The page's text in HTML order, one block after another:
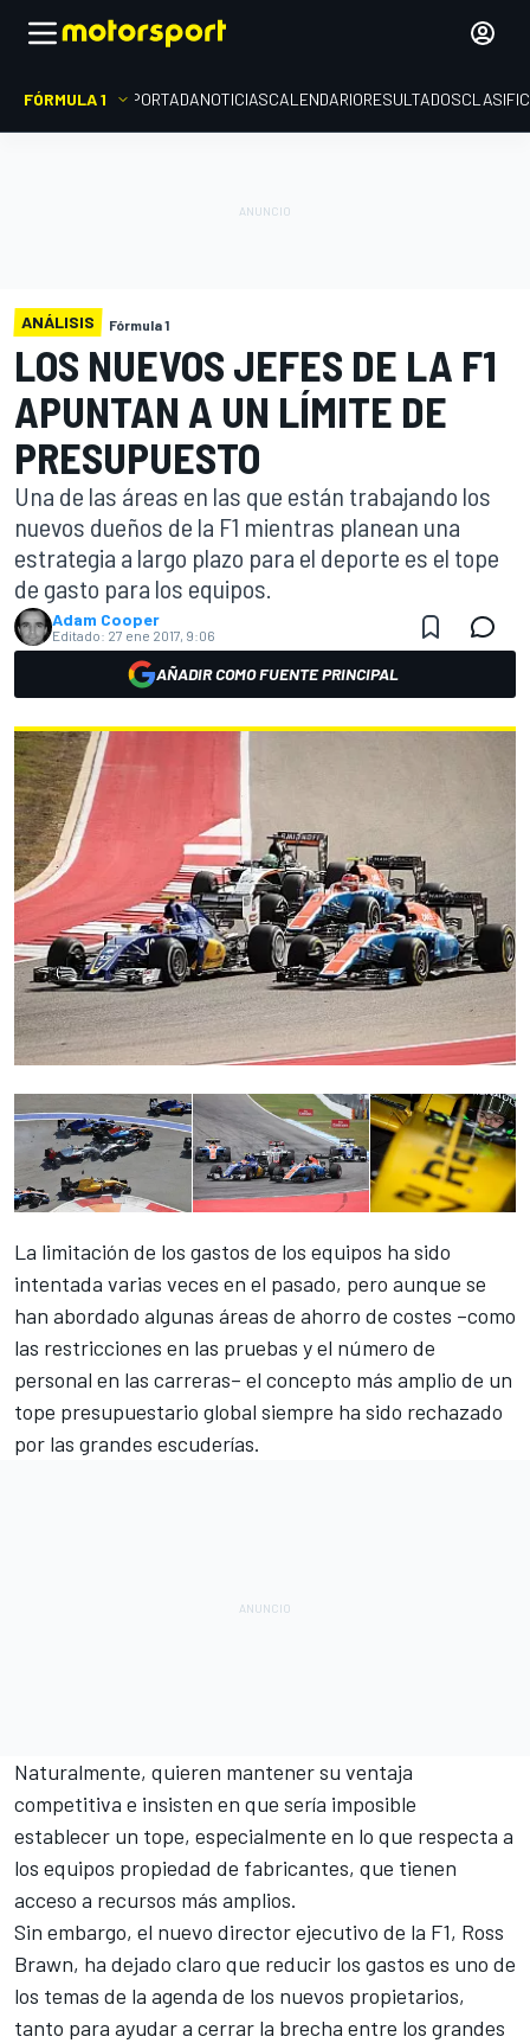
FÓRMULA 1 PORTADANOTICIASCALENDARIORESULTADOS
ANÁLISIS Fórmula 1
LOS NUEVOS JEFES DE LA F1
APUNTAN A UN LÍMITE DE
PRESUPUESTO
Una de las áreas en las que están trabajando los
nuevos dueños de la F1 mientras planean una
estrategia a largo plazo para el deporte es el tope
de gasto para los equipos.
Adam Cooper
Editado: 27 ene 2017, 9:06
AÑADIR COMO FUENTE PRINCIPAL
La limitación de los gastos de los equipos ha sido
intentada varias veces en el pasado, pero aunque se
han abordado algunas áreas de ahorro de costes –como
las restricciones en las pruebas y el número de
personal en las carreras– el concepto más amplio de un
tope presupuestario global siempre ha sido rechazado
por las grandes escuderías.
Naturalmente, quieren mantener su ventaja
competitiva e insisten en que sería imposible
establecer un tope, especialmente en lo que respecta a
los equipos propiedad de fabricantes, que tienen
acceso a recursos más amplios.
Sin embargo, el nuevo director ejecutivo de la F1, Ross
Brawn, ha dejado claro que reducir los gastos es uno de
los temas de la agenda de los nuevos propietarios,
tanto para ayudar a cerrar la brecha entre los grandes